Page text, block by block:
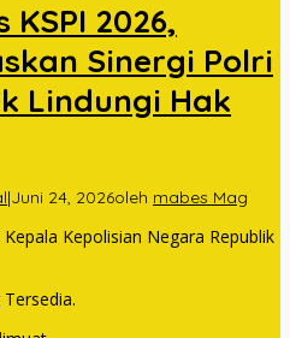
2026,
Sinergi Polri
Lindungi Hak
|Juni 24, 2026oleh mabes Mag
Kepolisian Negara Republik